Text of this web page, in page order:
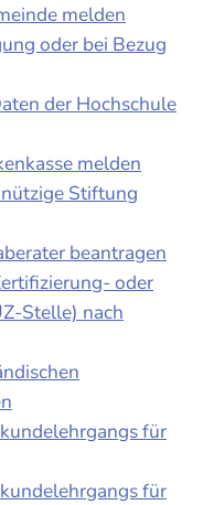
melden
oder bei Bezug
der Hochschule
melden
Stiftung
beantragen
oder
Stelle) nach
für
für